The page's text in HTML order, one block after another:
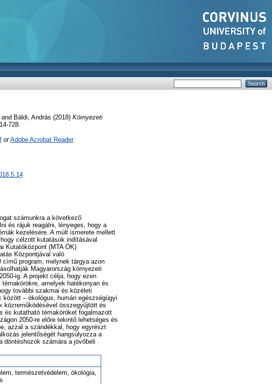
and Báldi, András (2018) Környezeti
728.
orAdobe Acrobat Reader
számunkra a következő
és rájuk reagálni, lényeges, hogy a
kezelésére. A múlt ismerete mellett
célzott kutatások indításával
Kutatóközpont (MTA ÖK)
Központjával való
program, melynek tárgya azon
Magyarország környezeti
ig. A projekt célja, hogy ezen
amelyek hatékonyan és
további szakmai és közéleti
– ökológus, humán egészségügyi
közreműködésével összegyűjtött és
és kutatható témaköröket fogalmazott
2050-re előre tekintő lehetséges és
azzal a szándékkal, hogy egyrészt
jelentőségét hangsúlyozza a
számára a jövőbeli
természetvédelem, ökológia,